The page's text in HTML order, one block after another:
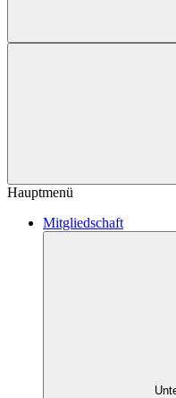
Hauptmenü
Mitgliedschaft